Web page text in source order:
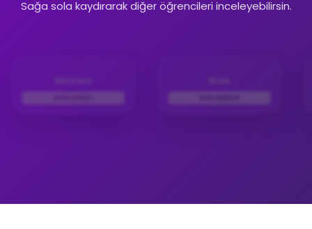
Sağa sola kaydırarak diğer öğrencileri inceleyebilirsin.